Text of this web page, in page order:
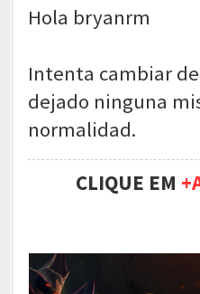
Hola bryanrm
Intenta cambiar
dejado ninguna
normalidad.
CLIQUE EM